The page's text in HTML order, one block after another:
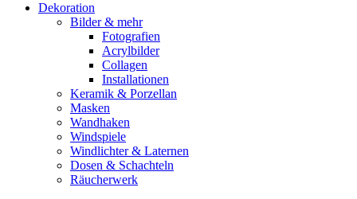
Dekoration
Bilder & mehr
Fotografien
Acrylbilder
Collagen
Installationen
Keramik & Porzellan
Masken
Wandhaken
Windspiele
Windlichter & Laternen
Dosen & Schachteln
Räucherwerk